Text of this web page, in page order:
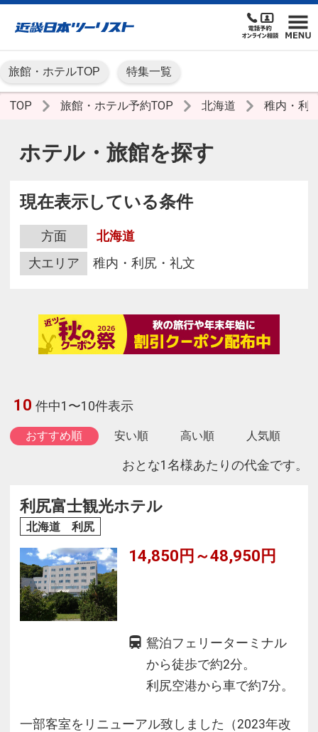
旅館・ホテルTOP 特集一覧
TOP 旅館・ホテル予約TOP 北海道 稚内・利
ホテル・旅館を探す
現在表示している条件
方面
北海道
大エリア
稚内・利尻・礼文
10 件中1〜10件表示
おすすめ順 安い順 高い順 人気順
おとな1名様あたりの代金です。
利尻富士観光ホテル
北海道 利尻
14,850円～48,950円
鴛泊フェリーターミナル
から徒歩で約2分。
利尻空港から車で約7分。
一部客室をリニューアル致しました（2023年改